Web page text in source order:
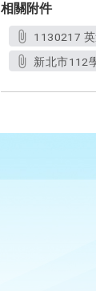
相關附件
1130217
新北市112